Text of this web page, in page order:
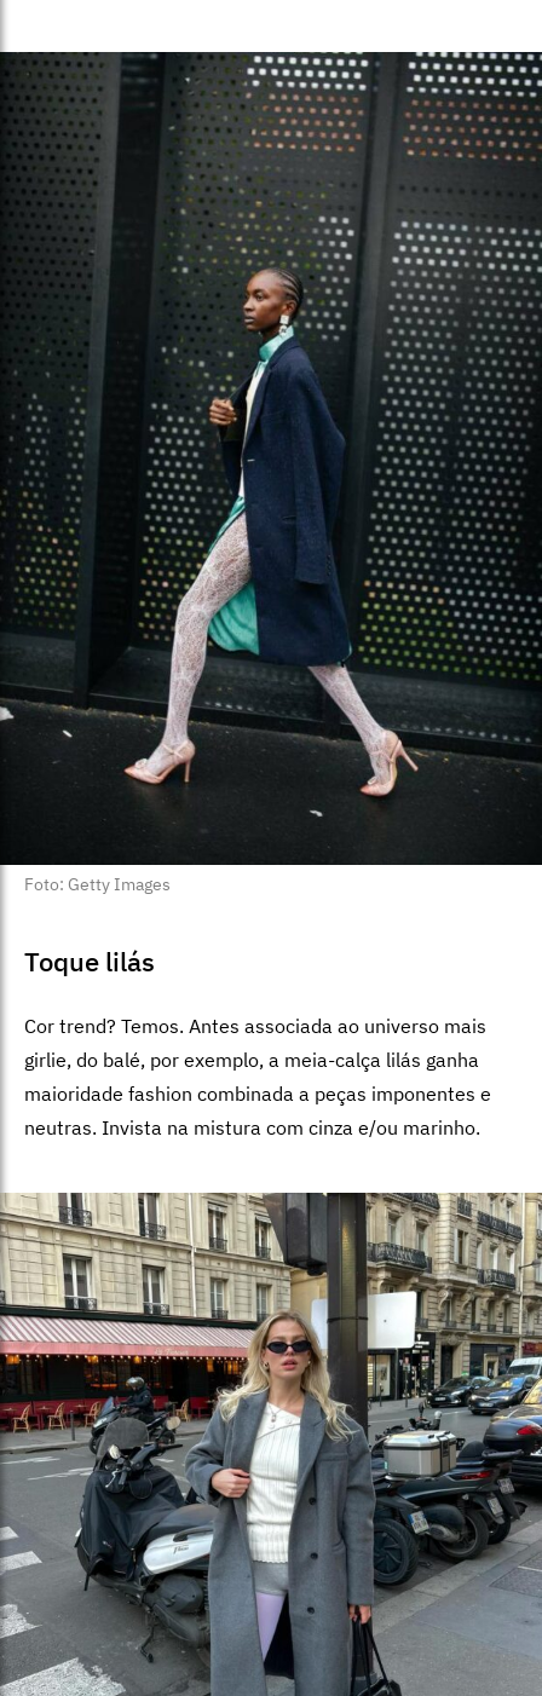
Foto: Getty Images
Toque lilás
Cor trend? Temos. Antes associada ao universo mais
girlie, do balé, por exemplo, a meia-calça lilás ganha
maioridade fashion combinada a peças imponentes e
neutras. Invista na mistura com cinza e/ou marinho.